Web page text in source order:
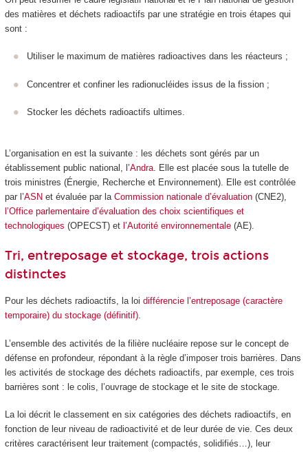
des matières et déchets radioactifs par une stratégie en trois étapes qui
sont :
Utiliser le maximum de matières radioactives dans les réacteurs ;
Concentrer et confiner les radionucléides issus de la fission ;
Stocker les déchets radioactifs ultimes.
L’organisation en est la suivante : les déchets sont gérés par un
établissement public national, l’Andra. Elle est placée sous la tutelle de
trois ministres (Énergie, Recherche et Environnement). Elle est contrôlée
par l’ASN et évaluée par la Commission nationale d’évaluation(CNE2),
l’Office parlementaire d’évaluation des choix scientifiques et
technologiques (OPECST) et l’Autorité environnementale(AE).
Tri, entreposage et stockage, trois actions
distinctes
Pour les déchets radioactifs, la loi différencie l’entreposage (caractère
temporaire) du stockage (définitif).
L’ensemble des activités de la filière nucléaire repose sur le concept de
défense en profondeur, répondant à la règle d’imposer trois barrières. Dans
les activités de stockage des déchets radioactifs, par exemple, ces trois
barrières sont : le colis, l’ouvrage de stockage et le site de stockage.
La loi décrit le classement en six catégories des déchets radioactifs, en
fonction de leur niveau de radioactivité et de leur durée de vie. Ces deux
critères caractérisent leur traitement (compactés, solidifiés…), leur